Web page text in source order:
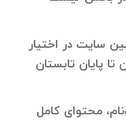
سایت در اختیار
پایان تابستان
محتوای کامل